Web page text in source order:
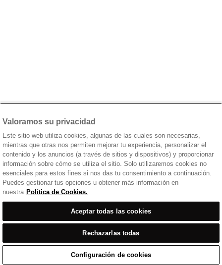
Ropa Casual
Home Cart Enquiry Waitlist
Valoramos su privacidad
Este sitio web utiliza cookies, algunas de las cuales son necesarias,
mientras que otras nos permiten mejorar tu experiencia, personalizar el
contenido y los anuncios (a través de sitios y dispositivos) y proporcionar
información sobre cómo se utiliza el sitio. Solo utilizaremos cookies no
esenciales para estos fines si nos das tu consentimiento a continuación.
Puedes gestionar tus opciones u obtener más información en
nuestra Política de Cookies.
Aceptar todas las cookies
Rechazarlas todas
Configuración de cookies